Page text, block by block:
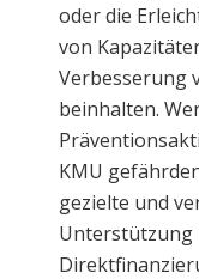
oder die
von
Verbesserung
beinhalten.
KMU
gezielte und
Unterstützung